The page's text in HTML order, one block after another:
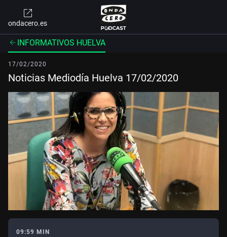
ondacero.es
INFORMATIVOS HUELVA
17/02/2020
Noticias Mediodía Huelva 17/02/2020
09:59 MIN